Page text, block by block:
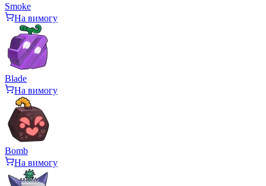
Smoke
На вимогу
Blade
На вимогу
Bomb
На вимогу